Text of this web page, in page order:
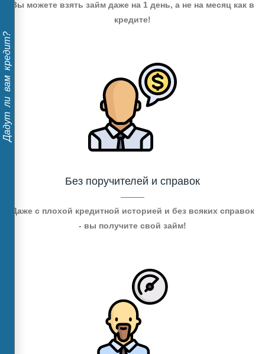
Дадут ли вам кредит?
Вы можете взять займ даже на 1 день, а не на месяц как в
кредите!
Без поручителей и справок
Даже с плохой кредитной историей и без всяких справок
- вы получите свой займ!